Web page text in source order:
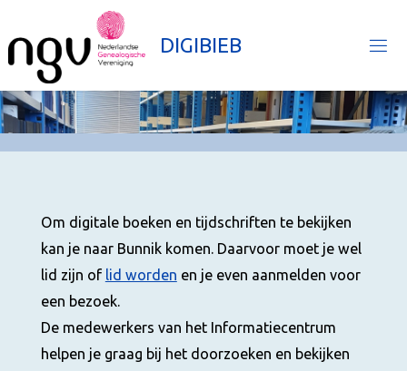
naar
de
inhoud
DIGIBIEB
Om digitale boeken en tijdschriften te bekijken
kan je naar Bunnik komen. Daarvoor moet je wel
lid zijn of lid worden en je even aanmelden voor
een bezoek.
De medewerkers van het Informatiecentrum
helpen je graag bij het doorzoeken en bekijken